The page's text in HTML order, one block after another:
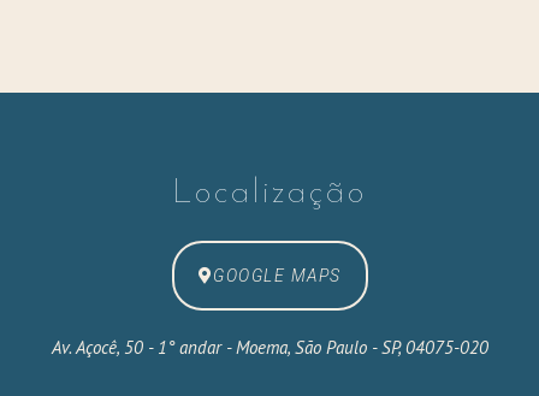
Localização
GOOGLE MAPS
Av. Açocê, 50 - 1° andar - Moema, São Paulo - SP, 04075-020